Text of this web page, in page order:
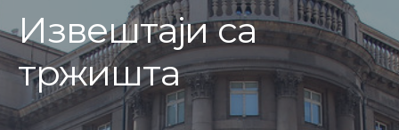
Извештаји са
тржишта